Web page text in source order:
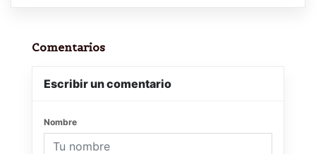
Comentarios
Escribir un comentario
Nombre